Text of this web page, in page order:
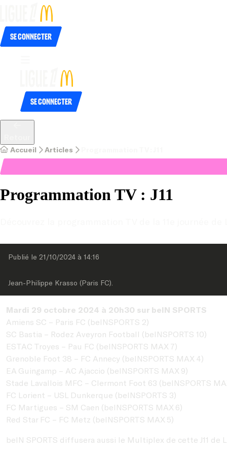
Se connecter
Se connecter
Accueil Articles
Programmation TV : J11
Publié le 21/10/2024 à 14:16
Jean-Philippe Krasso (Paris FC).
Mardi 29 octobre 2024 à 20h30 sur beIN SPORTS
Amiens SC – Paris FC (beINSPORTS 2)
SC Bastia – Rodez Aveyron Football (beINSPORTS 10)
ESTAC Troyes – Pau FC (beINSPORTS MAX 7)
Grenoble Foot 38 – FC Annecy (beINSPORTS MAX 4)
EA Guingamp – AC Ajaccio (beINSPORTS MAX 9)
Stade Lavallois MFC – Clermont Foot 63 (beINSPORTS
FC Lorient – USL Dunkerque (beINSPORTS 3)
FC Martigues – SM Caen (beINSPORTS MAX 6)
Red Star FC – FC Metz (beINSPORTS MAX 5)
beIN SPORTS diffusera aussi le Multiplex de cette J11 de